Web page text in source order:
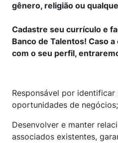
gênero, religião ou
Cadastre seu currículo e
Banco de Talentos! Caso
com o seu perfil,
Responsável por
oportunidades de negócios;
Desenvolver e manter
associados existentes,